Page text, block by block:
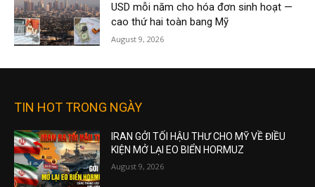
USD mỗi năm cho hóa đơn sinh hoạt —
cao thứ hai toàn bang Mỹ
August 9, 2026
TIN HOT TRONG NGÀY
IRAN GỞI TỐI HẬU THƯ CHO MỸ VỀ ĐIỀU
KIỆN MỞ LẠI EO BIỂN HORMUZ
August 9, 2026